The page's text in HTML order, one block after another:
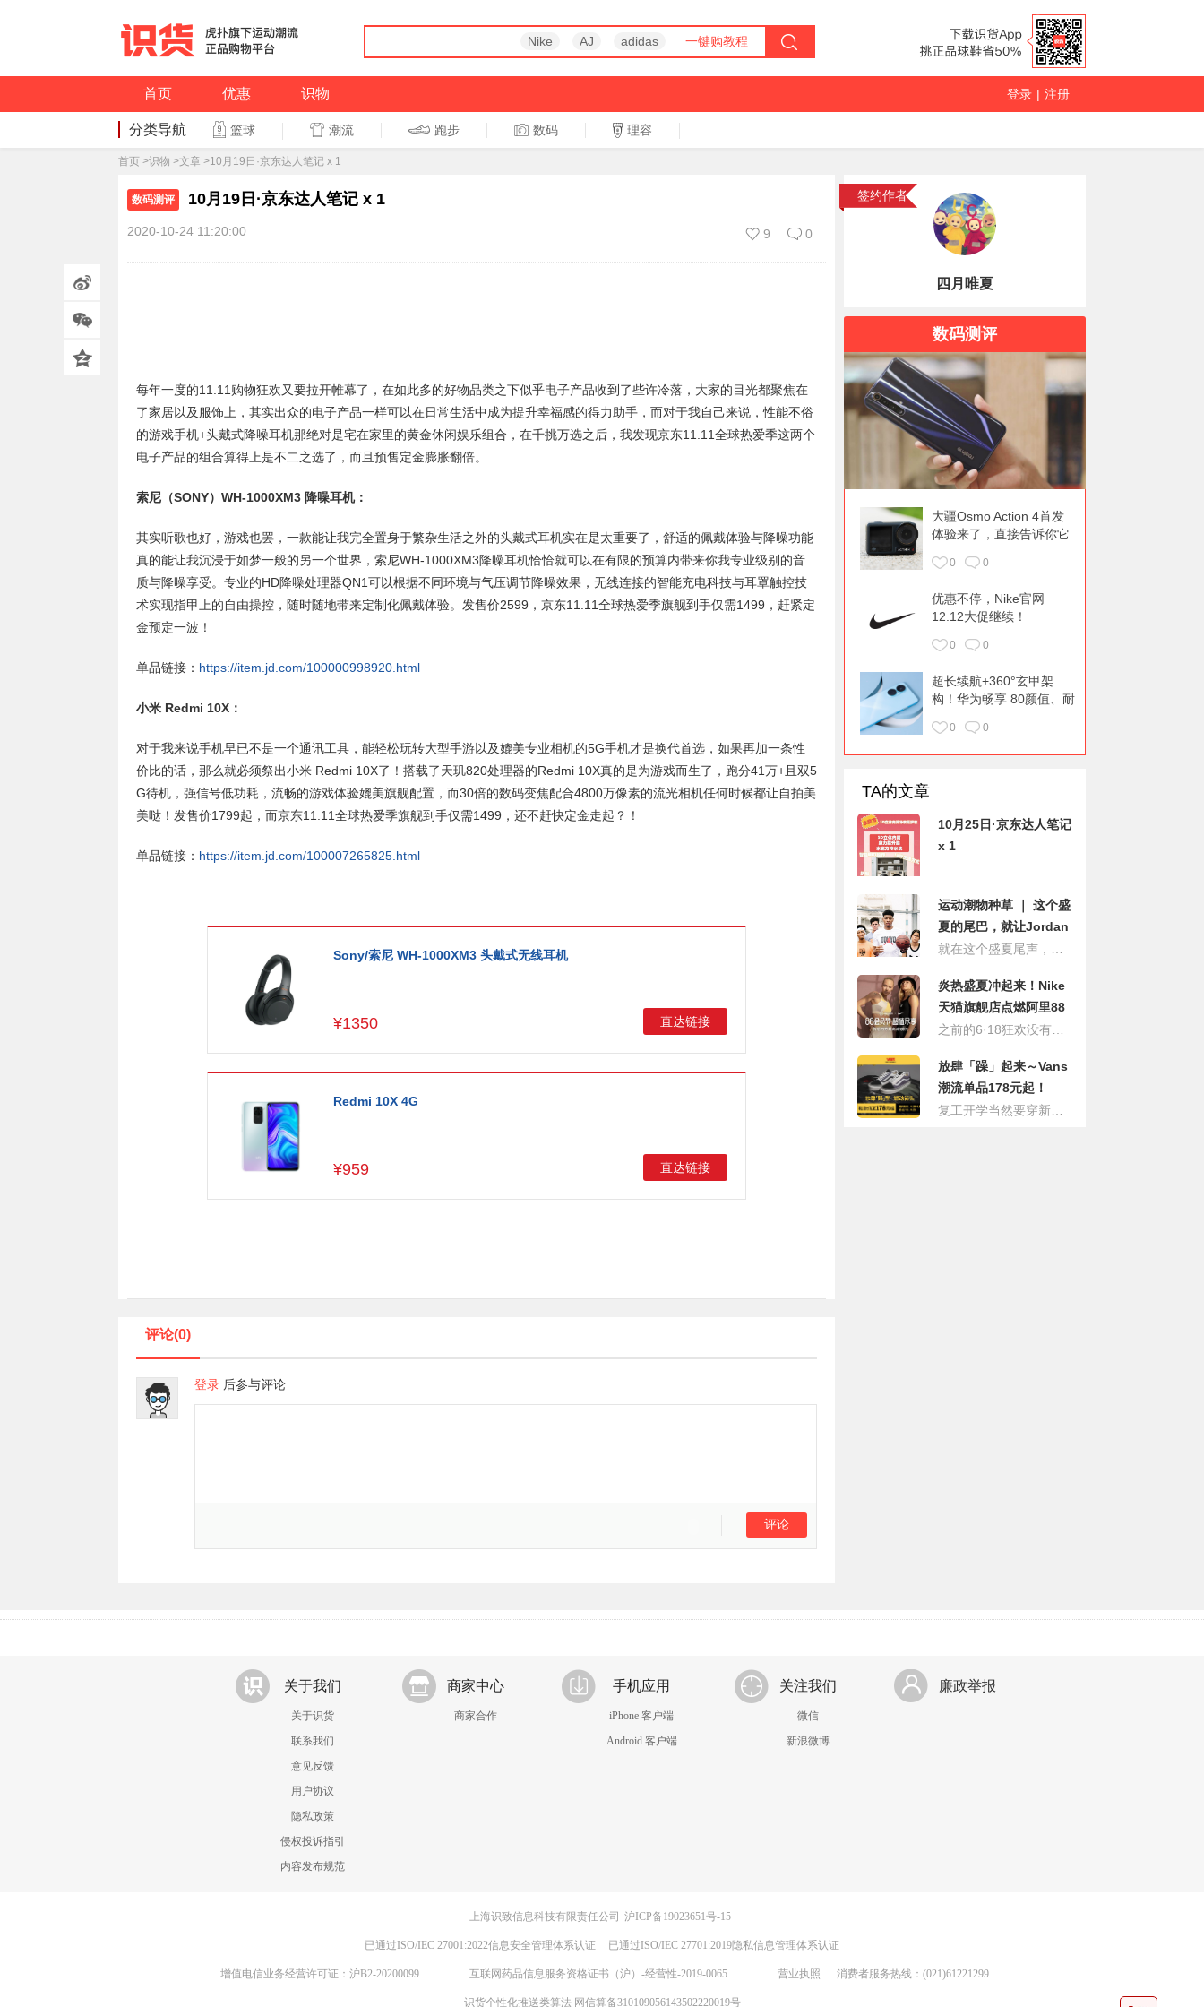
Nike AJ adidas 一键购教程
首页 优惠 识物 登录 | 注册
分类导航 篮球 潮流 跑步 数码 理容
首页 >识物 >文章 >10月19日·京东达人笔记 x 1
数码测评 10月19日·京东达人笔记 x 1
2020-10-24 11:20:00 9 0
每年一度的11.11购物狂欢又要拉开帷幕了，在如此多的好物品类之下似乎电子产品收到了些许冷落，大家的目光都聚焦在
了家居以及服饰上，其实出众的电子产品一样可以在日常生活中成为提升幸福感的得力助手，而对于我自己来说，性能不俗
的游戏手机+头戴式降噪耳机那绝对是宅在家里的黄金休闲娱乐组合，在千挑万选之后，我发现京东11.11全球热爱季这两个
电子产品的组合算得上是不二之选了，而且预售定金膨胀翻倍。
索尼（SONY）WH-1000XM3 降噪耳机：
其实听歌也好，游戏也罢，一款能让我完全置身于繁杂生活之外的头戴式耳机实在是太重要了，舒适的佩戴体验与降噪功能
真的能让我沉浸于如梦一般的另一个世界，索尼WH-1000XM3降噪耳机恰恰就可以在有限的预算内带来你我专业级别的音
质与降噪享受。专业的HD降噪处理器QN1可以根据不同环境与气压调节降噪效果，无线连接的智能充电科技与耳罩触控技
术实现指甲上的自由操控，随时随地带来定制化佩戴体验。发售价2599，京东11.11全球热爱季旗舰到手仅需1499，赶紧定
金预定一波！
单品链接： https://item.jd.com/100000998920.html
小米 Redmi 10X：
对于我来说手机早已不是一个通讯工具，能轻松玩转大型手游以及媲美专业相机的5G手机才是换代首选，如果再加一条性
价比的话，那么就必须祭出小米 Redmi 10X了！搭载了天玑820处理器的Redmi 10X真的是为游戏而生了，跑分41万+且双5
G待机，强信号低功耗，流畅的游戏体验媲美旗舰配置，而30倍的数码变焦配合4800万像素的流光相机任何时候都让自拍美
美哒！发售价1799起，而京东11.11全球热爱季旗舰到手仅需1499，还不赶快定金走起？！
单品链接： https://item.jd.com/100007265825.html
Sony/索尼 WH-1000XM3 头戴式无线耳机
¥1350 直达链接
Redmi 10X 4G
¥959 直达链接
评论(0)
登录 后参与评论
签约作者
四月唯夏
数码测评
大疆Osmo Action 4首发
体验来了，直接告诉你它
0 0
优惠不停，Nike官网
12.12大促继续！
0 0
超长续航+360°玄甲架
构！华为畅享 80颜值、耐
0 0
TA的文章
10月25日·京东达人笔记
x 1
运动潮物种草 ｜ 这个盛
夏的尾巴，就让Jordan
来抓住吧！
就在这个盛夏尾声，开学季基本已经确定，居家这么久之后的出行装备一定要安排！无论是对于学生党们来说还是通勤一族，兼顾舒适与搭配可塑性的运动潮品自然是盛夏以及早秋的衣橱必备，毕竟既可以作为运动训练装备又可凹出造型感，那么冲一波Jordan Brand运动潮品一定是不会出错的选择。
炎热盛夏冲起来！Nike
天猫旗舰店点燃阿里88
会员节！
之前的6·18狂欢没有入手到折扣运动潮流好货？那这次的阿里88会员节势必不可错过！在本次的88会员节中，Nike天猫旗舰店为大家带来了丰富的折扣运动潮流单品，值得一提的是，全新环保系列的Air Vapormax 2 2020 FK亦是参加到了活动中来！
放肆「躁」起来～Vans
潮流单品178元起！
复工开学当然要穿新衣新鞋～在家蜗居了这么久，终于可以出来放肆吸吮春天的清新味道了吧，那么从头至脚入手一身潮流单品凹出造型自然也是标准流程，京东Vans官方旗舰店带来的这波潮流单品优惠就助你放肆「躁」起来！
关于我们
关于识货
联系我们
意见反馈
用户协议
隐私政策
侵权投诉指引
内容发布规范
商家中心
商家合作
手机应用
iPhone 客户端
Android 客户端
关注我们
微信
新浪微博
廉政举报
上海识致信息科技有限责任公司 沪ICP备19023651号-15
已通过ISO/IEC 27001:2022信息安全管理体系认证 已通过ISO/IEC 27701:2019隐私信息管理体系认证
增值电信业务经营许可证：沪B2-20200099 互联网药品信息服务资格证书（沪）-经营性-2019-0065 营业执照 消费者服务热线：(021)61221299
识货个性化推送类算法 网信算备310109056143502220019号